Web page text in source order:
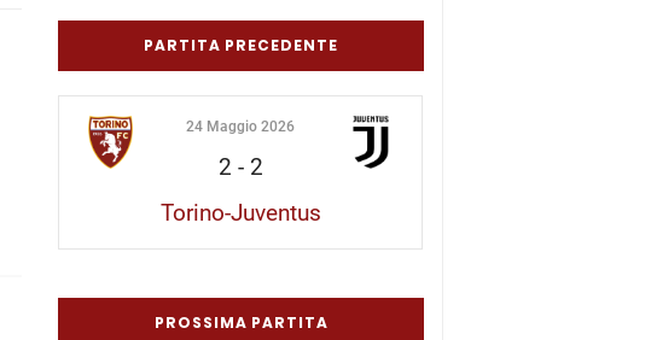
PARTITA PRECEDENTE
24 Maggio 2026
2 - 2
Torino-Juventus
PROSSIMA PARTITA